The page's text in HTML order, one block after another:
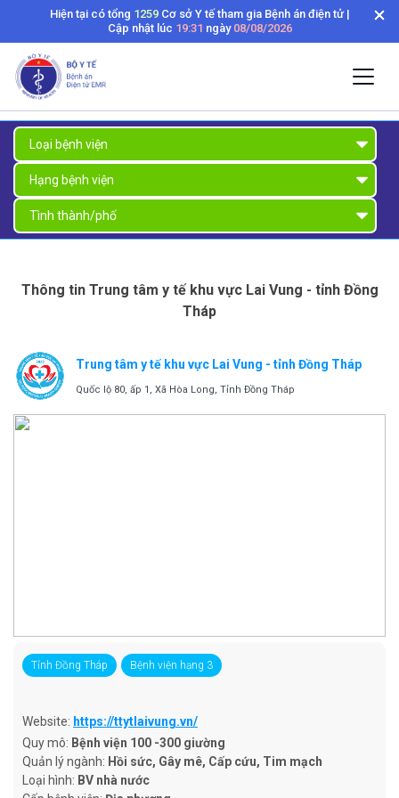
Hiện tại có tổng 1259Cơ sở Y tế tham gia Bệnh án điện tử |
Cập nhật lúc 19:31 ngày 08/08/2026
Thông tin Trung tâm y tế khu vực Lai Vung - tỉnh Đồng
Tháp
Trung tâm y tế khu vực Lai Vung - tỉnh Đồng Tháp
Quốc lộ 80, ấp 1, Xã Hòa Long, Tỉnh Đồng Tháp
Tỉnh Đồng Tháp Bệnh viện hạng 3
Website: https://ttytlaivung.vn/
Quy mô: Bệnh viện 100 -300 giường
Quản lý ngành: Hồi sức, Gây mê, Cấp cứu, Tim mạch
Loại hình: BV nhà nước